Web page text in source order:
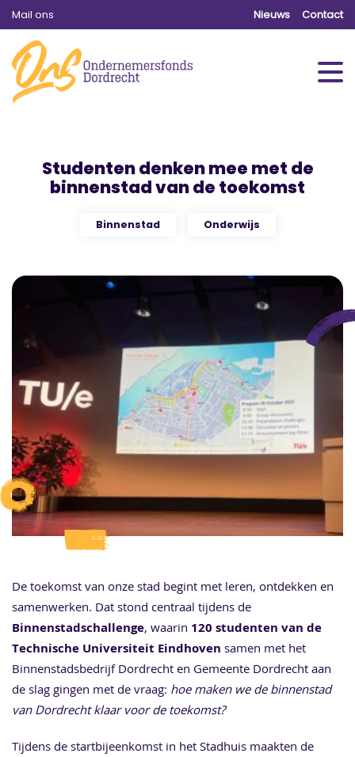
Mail ons Nieuws Contact
Studenten denken mee met de
binnenstad van de toekomst
Binnenstad Onderwijs
De toekomst van onze stad begint met leren, ontdekken en
samenwerken. Dat stond centraal tijdens de
Binnenstadschallenge, waarin 120 studenten van de
Technische Universiteit Eindhoven samen met het
Binnenstadsbedrijf Dordrecht en Gemeente Dordrecht aan
de slag gingen met de vraag: hoe maken we de binnenstad
van Dordrecht klaar voor de toekomst?
Tijdens de startbijeenkomst in het Stadhuis maakten de